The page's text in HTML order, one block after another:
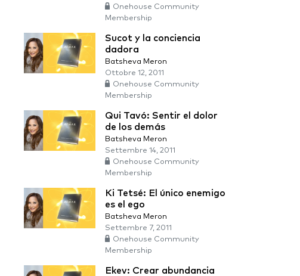
Onehouse Community
Membership
Sucot y la conciencia
dadora
Batsheva Meron
Ottobre 12, 2011
Onehouse Community
Membership
Qui Tavó: Sentir el dolor
de los demás
Batsheva Meron
Settembre 14, 2011
Onehouse Community
Membership
Ki Tetsé: El único enemigo
es el ego
Batsheva Meron
Settembre 7, 2011
Onehouse Community
Membership
Ekev: Crear abundancia